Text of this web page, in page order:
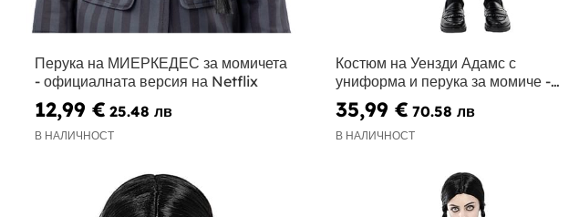
Перука на МИЕРКЕДЕС за момичета
- официалната версия на Netflix
12,99 € 25.48 лв
В НАЛИЧНОСТ
Костюм на Уензди Адамс с
униформа и перука за момиче -
Официален Netflix
35,99 € 70.58 лв
В НАЛИЧНОСТ